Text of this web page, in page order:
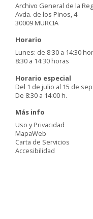
Archivo General de la
Avda. de los Pinos, 4
30009 MURCIA
Horario
Lunes: de 8:30 a 14:30
8:30 a 14:30 horas
Horario especial
Del 1 de julio al 15 de
De 8:30 a 14:00 h.
Más info
Uso y Privacidad
MapaWeb
Carta de Servicios
Accesibilidad